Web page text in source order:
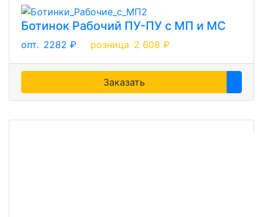
Ботинок Рабочий ПУ-ПУ с МП и МС
опт. 2282 ₽ розница 2 608 ₽
Заказать